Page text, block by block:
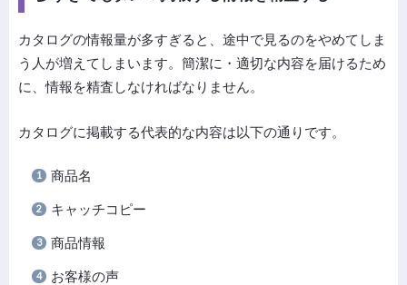
カタログの情報量が多すぎると、途中で見るのをやめてしま
う人が増えてしまいます。簡潔に・適切な内容を届けるため
に、情報を精査しなければなりません。
カタログに掲載する代表的な内容は以下の通りです。
商品名
キャッチコピー
商品情報
お客様の声